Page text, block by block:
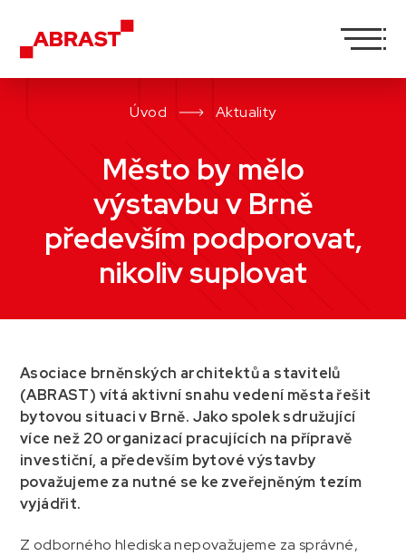
Úvod Aktuality
Město by mělo
výstavbu v Brně
především podporovat,
nikoliv suplovat
Asociace brněnských architektů a stavitelů
(ABRAST) vítá aktivní snahu vedení města řešit
bytovou situaci v Brně. Jako spolek sdružující
více než 20 organizací pracujících na přípravě
investiční, a především bytové výstavby
považujeme za nutné se ke zveřejněným tezím
vyjádřit.
Z odborného hlediska nepovažujeme za správné,